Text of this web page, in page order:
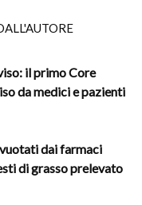
il primo Core
da medici e pazienti
dai farmaci
di grasso prelevato